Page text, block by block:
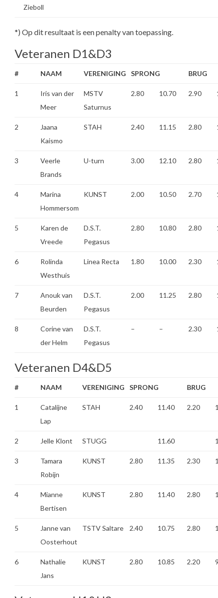
Zieboll
*) Op dit resultaat is een penalty van toepassing.
Veteranen D1&D3
# NAAM VERENIGING SPRONG BRUG
1
Iris van der
Meer
MSTV
Saturnus
2.80 10.70 2.90
2
Jaana
Kaismo
STAH 2.40 11.15 2.80
3
Veerle
Brands
U-turn 3.00 12.10 2.80
4
Marina
Hommersom
KUNST 2.00 10.50 2.70
5
Karen de
Vreede
D.S.T.
Pegasus
2.80 10.80 2.80
6
Rolinda
Westhuis
Linea Recta 1.80 10.00 2.30
7
Anouk van
Beurden
D.S.T.
Pegasus
2.00 11.25 2.80
8
Corine van
der Helm
D.S.T.
Pegasus
– – 2.30
Veteranen D4&D5
# NAAM VERENIGING SPRONG BRUG
1
Catalijne
Lap
STAH 2.40 11.40 2.20
2 Jelle Klont STUGG 11.60
3
Tamara
Robijn
KUNST 2.80 11.35 2.30
4
Mianne
Bertisen
KUNST 2.80 11.40 2.80
5
Janne van
Oosterhout
TSTV Saltare 2.40 10.75 2.80
6
Nathalie
Jans
KUNST 2.80 10.85 2.20